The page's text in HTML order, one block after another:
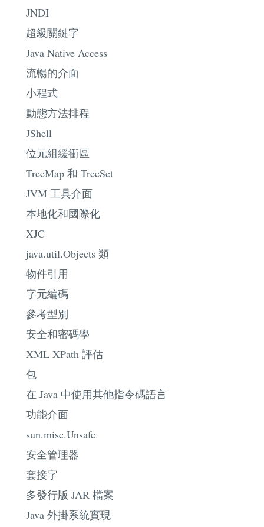
JNDI
超級關鍵字
Java Native Access
流暢的介面
小程式
動態方法排程
JShell
位元組緩衝區
TreeMap 和 TreeSet
JVM 工具介面
本地化和國際化
XJC
java.util.Objects 類
物件引用
字元編碼
參考型別
安全和密碼學
XML XPath 評估
包
在 Java 中使用其他指令碼語言
功能介面
sun.misc.Unsafe
安全管理器
套接字
多發行版 JAR 檔案
Java 外掛系統實現